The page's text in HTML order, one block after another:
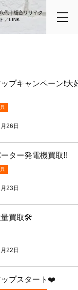
代｜総合リサイク
アLINK
プキャンペーン❗️大好
26日
ター発電機買取‼️
23日
量買取🛠️
22日
ップスタート❤️